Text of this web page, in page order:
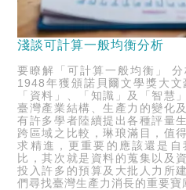
淺談可計算一般均衡分析
要瞭解「可計算一般均衡」
1948年獲頒諾貝爾文學獎大
「資料」、「知識」及「智慧
臺灣產業結構、生產力的變化
有許多學者陸續提出各種評量
跨區域之比較，琳琅滿目，值
求精進，更重要的應該還是
比，其次就是資料的蒐集以及
投入許多的預算及大批人力所
們尋找臺灣生產力消長的重要寶